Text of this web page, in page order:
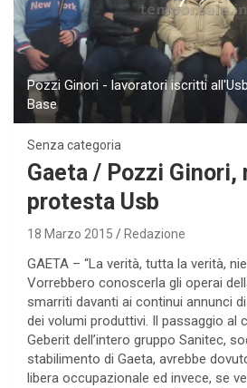
Pozzi Ginori - lavoratori iscritti
Base
Senza categoria
Gaeta / Pozzi Ginori,
protesta Usb
18 Marzo 2015 Redazione
GAETA – “La verità, tutta la verità,
Vorrebbero conoscerla gli operai
smarriti davanti ai continui annunci
dei volumi produttivi. Il passaggio al
Geberit dell’intero gruppo Sanitec,
stabilimento di Gaeta, avrebbe
libera occupazionale ed invece, se